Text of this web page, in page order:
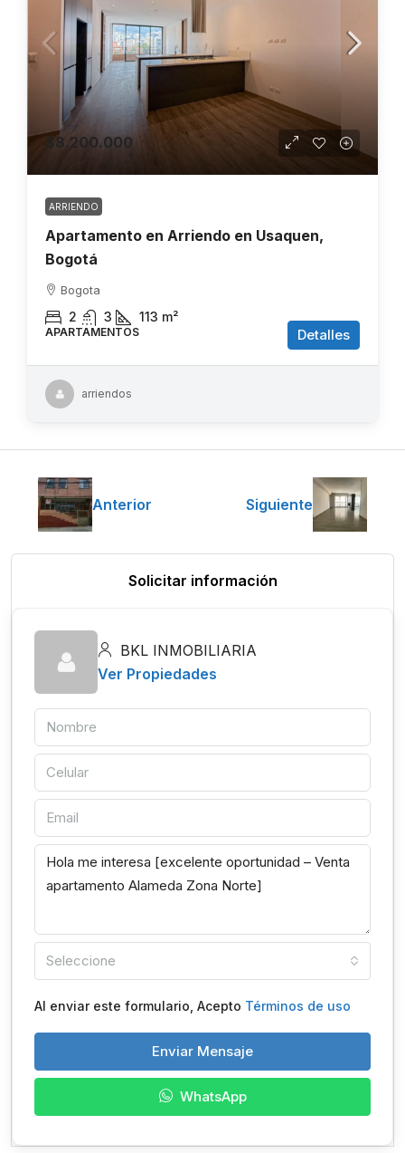
$8.200.000
ARRIENDO
Apartamento en Arriendo en Usaquen,
Bogotá
Bogota
2 3 113 m²
APARTAMENTOS Detalles
arriendos
Anterior Siguiente
Solicitar información
BKL INMOBILIARIA
Ver Propiedades
Seleccione
Al enviar este formulario, Acepto Términos de uso
Enviar Mensaje
WhatsApp